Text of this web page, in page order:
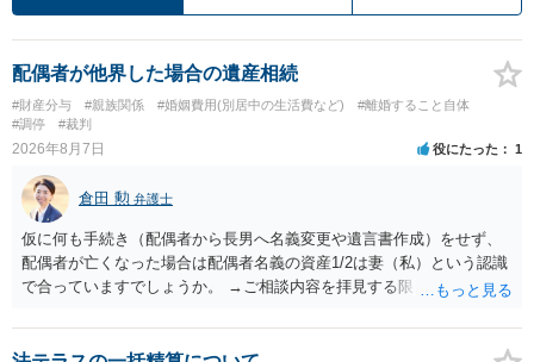
配偶者が他界した場合の遺産相続
#財産分与 #親族関係 #婚姻費用(別居中の生活費など)
#離婚すること自体
#調停
#裁判
2026年8月7日 役にたった 1
倉田 勲 弁護士
仮に何も手続き（配偶者から長男へ名義変更や遺言書作成）をせず、
配偶者が亡くなった場合は配偶者名義の資産1/2は妻（私）という認識
で合っていますでしょうか。 →ご相談内容を拝見する限りでは、その
完全に所有する場合は、他の相続人に対して自宅の評価額の１/２の代
償金の支払いが必要になります。